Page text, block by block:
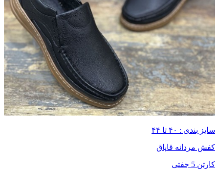
سایز بندی : ۴۰ تا ۴۴
کفش مردانه قاپاق
کارتن 5 جفتی